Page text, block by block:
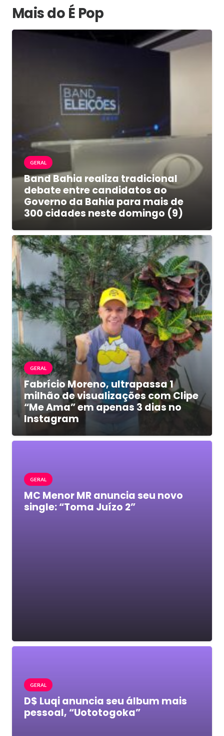
Mais do É Pop
GERAL
Band Bahia realiza tradicional
debate entre candidatos ao
Governo da Bahia para mais de
300 cidades neste domingo (9)
GERAL
Fabrício Moreno, ultrapassa 1
milhão de visualizações com Clipe
“Me Ama” em apenas 3 dias no
Instagram
GERAL
MC Menor MR anuncia seu novo
single: “Toma Juízo 2”
GERAL
D$ Luqi anuncia seu álbum mais
pessoal, “Uototogoka”